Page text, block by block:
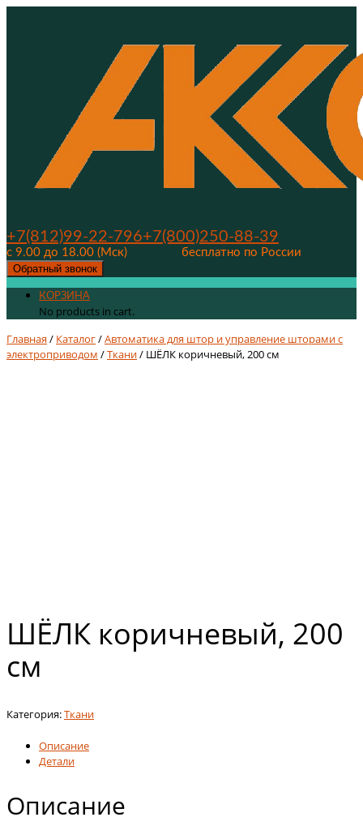
+7(812)99-22-796+7(800)250-88-39
с 9.00 до 18.00 (Мск)
бесплатно по России
Обратный звонок
КОРЗИНА
No products in cart.
Главная/ Каталог/Автоматика для штор и управление шторами с
электроприводом /Ткани/ ШЁЛК коричневый, 200 см
ШЁЛК коричневый, 200
см
Категория:Ткани
Описание
Детали
Описание